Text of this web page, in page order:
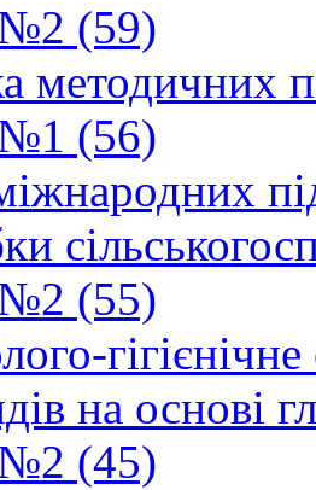
(59)
методичних
(56)
(55)
на основі
(45)